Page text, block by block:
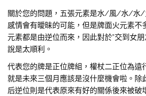
關於您的問題，五張元素是水/風/水/水/
感情會有曖昧的可能，但是牌面火元素不
元素都是由逆位而來，因此對於”交到女
說是太順利。
代表您的牌是正位牌組，權杖二正位為遠
就是未來三個月應該是沒什麼機會啦。除
后逆位則是代表原來有好的關係後來被破